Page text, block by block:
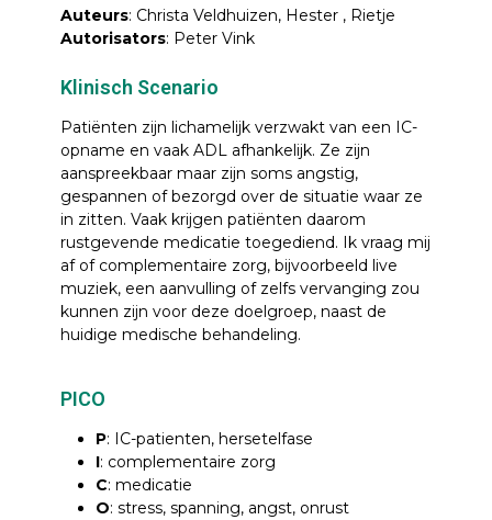
Auteurs: Christa Veldhuizen, Hester , Rietje
Autorisators: Peter Vink
Klinisch Scenario
Patiënten zijn lichamelijk verzwakt van een IC-
opname en vaak ADL afhankelijk. Ze zijn
aanspreekbaar maar zijn soms angstig,
gespannen of bezorgd over de situatie waar ze
in zitten. Vaak krijgen patiënten daarom
rustgevende medicatie toegediend. Ik vraag mij
af of complementaire zorg, bijvoorbeeld live
muziek, een aanvulling of zelfs vervanging zou
kunnen zijn voor deze doelgroep, naast de
huidige medische behandeling.
PICO
P: IC-patienten, hersetelfase
I: complementaire zorg
C: medicatie
O: stress, spanning, angst, onrust